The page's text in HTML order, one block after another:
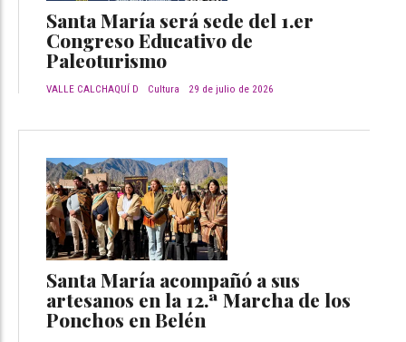
Santa María será sede del 1.er
Congreso Educativo de
Paleoturismo
VALLE CALCHAQUÍ D Cultura 29 de julio de 2026
Santa María acompañó a sus
artesanos en la 12.ª Marcha de los
Ponchos en Belén